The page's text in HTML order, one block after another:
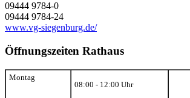
09444 9784-0
09444 9784-24
www.vg-siegenburg.de/
Öffnungszeiten Rathaus
Montag
08:00 - 12:00 Uhr